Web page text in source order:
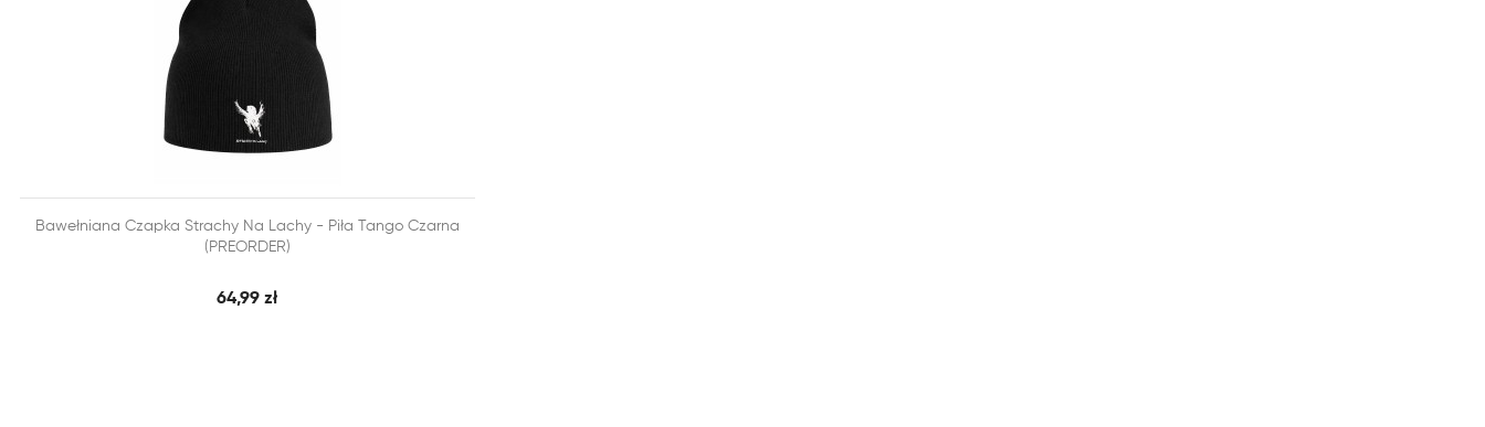
DODAJ DO KOSZYKA SZYBKI PODGLĄD
Bawełniana Czapka Strachy Na Lachy - Piła Tango Czarna
(PREORDER)
64,99 zł